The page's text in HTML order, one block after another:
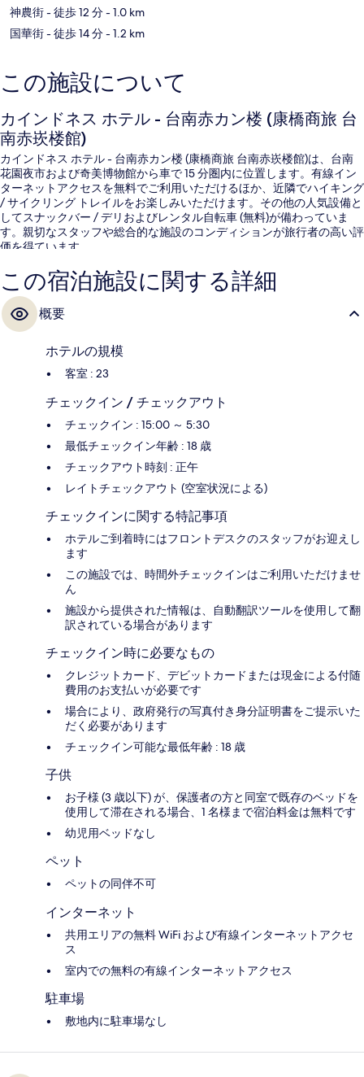
神農街- 徒歩 12 分- 1.0 km
国華街- 徒歩 14 分- 1.2 km
この施設について
カインドネス ホテル - 台南赤カン楼 (康橋商旅 台
南赤崁楼館)
カインドネス ホテル - 台南赤カン楼 (康橋商旅 台南赤崁楼館)は、台南
花園夜市および奇美博物館から車で 15 分圏内に位置します。有線イン
ターネットアクセスを無料でご利用いただけるほか、近隣でハイキング
/ サイクリング トレイルをお楽しみいただけます。その他の人気設備と
してスナックバー / デリおよびレンタル自転車 (無料)が備わっていま
す。親切なスタッフや総合的な施設のコンディションが旅行者の高い評
価を得ています。
この宿泊施設に関する詳細
概要
ホテルの規模
客室 : 23
チェックイン / チェックアウト
チェックイン : 15:00 ～ 5:30
最低チェックイン年齢 : 18 歳
チェックアウト時刻 : 正午
レイトチェックアウト (空室状況による)
チェックインに関する特記事項
ホテルご到着時にはフロントデスクのスタッフがお迎えし
ます
この施設では、時間外チェックインはご利用いただけませ
ん
施設から提供された情報は、自動翻訳ツールを使用して翻
訳されている場合があります
チェックイン時に必要なもの
クレジットカード、デビットカードまたは現金による付随
費用のお支払いが必要です
場合により、政府発行の写真付き身分証明書をご提示いた
だく必要があります
チェックイン可能な最低年齢 : 18 歳
子供
お子様 (3 歳以下) が、保護者の方と同室で既存のベッドを
使用して滞在される場合、1 名様まで宿泊料金は無料です
幼児用ベッドなし
ペット
ペットの同伴不可
インターネット
共用エリアの無料 WiFi および有線インターネットアクセ
ス
室内での無料の有線インターネットアクセス
駐車場
敷地内に駐車場なし